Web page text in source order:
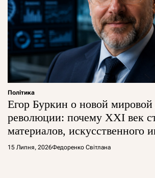
Політика
Егор Буркин о новой
революции: почему XXI век
материалов, искусственного
глобальной борьбы за
15 Липня, 2026Федоренко Світлана